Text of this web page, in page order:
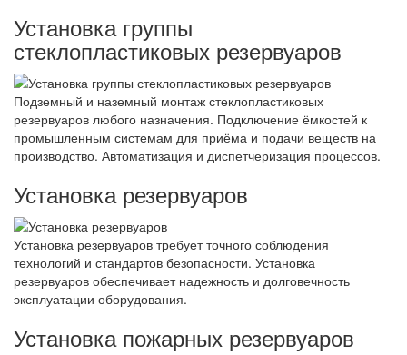
Установка группы
стеклопластиковых резервуаров
Подземный и наземный монтаж стеклопластиковых
резервуаров любого назначения. Подключение ёмкостей к
промышленным системам для приёма и подачи веществ на
производство. Автоматизация и диспетчеризация процессов.
Установка резервуаров
Установка резервуаров требует точного соблюдения
технологий и стандартов безопасности. Установка
резервуаров обеспечивает надежность и долговечность
эксплуатации оборудования.
Установка пожарных резервуаров